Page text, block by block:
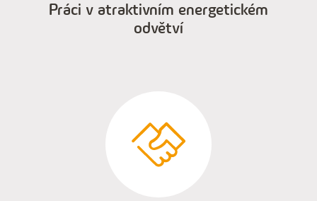
Práci v atraktivním energetickém
odvětví